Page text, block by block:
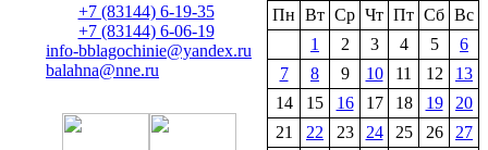
+7 (83144) 6-19-35
+7 (83144) 6-06-19
info-bblagochinie@yandex.ru
balahna@nne.ru
Пн Вт Ср Чт Пт Сб Вс
1
2 3 4 5
6
7
8 9 10 11 12
13
14
15 16 17 18 19
20
21
22 23 24 25 26 27